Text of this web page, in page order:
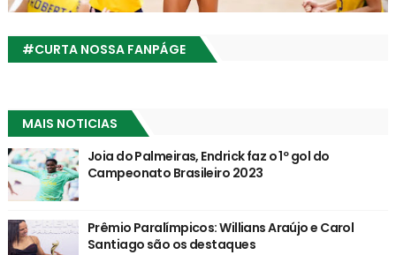
#CURTA NOSSA FANPÁGE
MAIS NOTICIAS
Joia do Palmeiras, Endrick faz o 1º gol do
Campeonato Brasileiro 2023
Prêmio Paralímpicos: Willians Araújo e Carol
Santiago são os destaques